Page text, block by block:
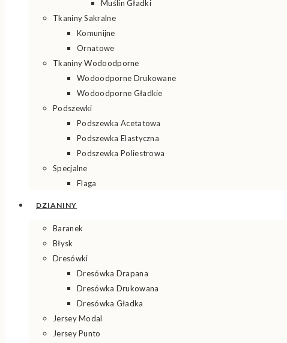
Muślin Gładki
Tkaniny Sakralne
Komunijne
Ornatowe
Tkaniny Wodoodporne
Wodoodporne Drukowane
Wodoodporne Gładkie
Podszewki
Podszewka Acetatowa
Podszewka Elastyczna
Podszewka Poliestrowa
Specjalne
Flaga
DZIANINY
Baranek
Błysk
Dresówki
Dresówka Drapana
Dresówka Drukowana
Dresówka Gładka
Jersey Modal
Jersey Punto